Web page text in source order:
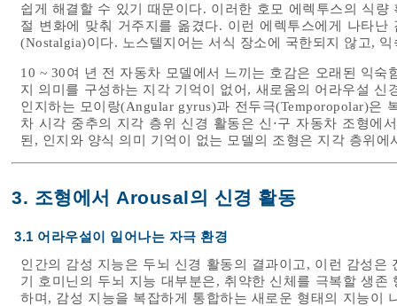
쉽게 해결할 수 있기 때문이다. 이러한 호모 에렉투스의 식
절 변화에 맞춰 거주지를 옮겼다. 이런 에렉투스에게 나타
(Nostalgia)이다. 노스텔지어는 서식 장소에 국한되지 않고,
10 ~ 30여 년 전 자동차 모델에서 느끼는 호감은 오래된 익
지 의미를 구성하는 지각 기억이 없어, 새로움의 어라우설
인지하는 모이랑(Angular gyrus)과 전두극(Temporopolar)은
차 시각 중추의 지각 층위 신경 활동은 신⋅구 자동차 조형에
된, 인지와 양식 의미 기억이 없는 모델의 조형은 지각 층위에
3. 조형에서 Arousal의 신경 활동
3.1 어라우설이 일어나는 자극 환경
인간의 감성 지능은 두뇌 신경 활동의 결과이고, 이런 감성
기 호미닌의 두뇌 지능 대부분은, 취약한 신체를 극복할 생
하며, 감성 지능을 복잡하게 통합하는 새로운 형태의 지능이